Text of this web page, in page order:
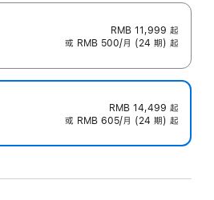
RMB 11,999 起
或 RMB 500/月 (24 期) 起
RMB 14,499 起
或 RMB 605/月 (24 期) 起